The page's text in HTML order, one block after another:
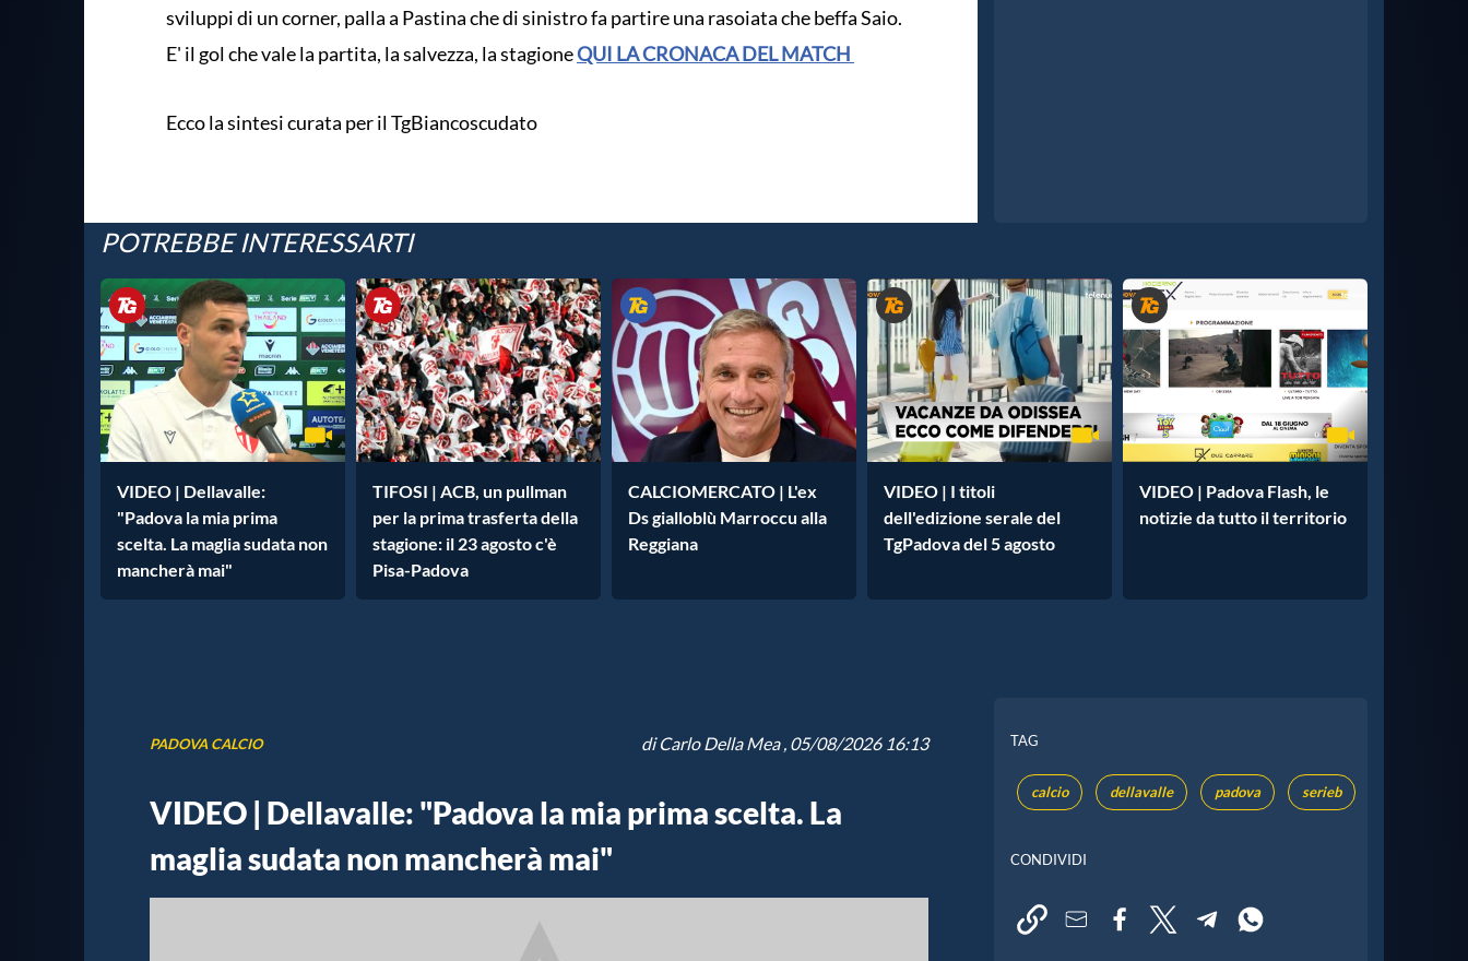
sviluppi di un corner, palla a Pastina che di sinistro fa partire una rasoiata che beffa Saio.
E' il gol che vale la partita, la salvezza, la stagioneQUI LA CRONACA DEL MATCH
Ecco la sintesi curata per il TgBiancoscudato
POTREBBE INTERESSARTI
VIDEO | Dellavalle:
"Padova la mia prima
scelta. La maglia sudata non
mancherà mai"
TIFOSI | ACB, un pullman
per la prima trasferta della
stagione: il 23 agosto c'è
Pisa-Padova
CALCIOMERCATO | L'ex
Ds gialloblù Marroccu alla
Reggiana
VIDEO | I titoli
dell'edizione serale del
TgPadova del 5 agosto
VIDEO | Padova Flash, le
notizie da tutto il territorio
PADOVA CALCIO diCarlo Della Mea, 05/08/2026 16:13
VIDEO | Dellavalle: "Padova la mia prima scelta. La
maglia sudata non mancherà mai"
TAG
calcio dellavalle padova serieb
CONDIVIDI